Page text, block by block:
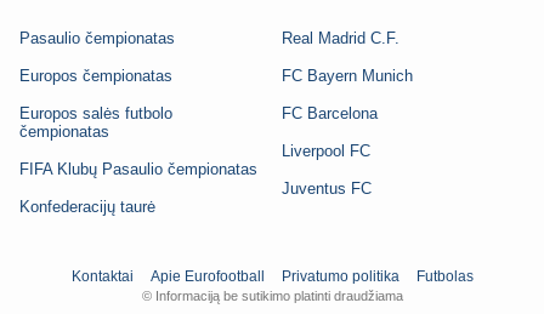
Pasaulio čempionatas
Europos čempionatas
Europos salės futbolo
čempionatas
FIFA Klubų Pasaulio čempionatas
Konfederacijų taurė
Real Madrid C.F.
FC Bayern Munich
FC Barcelona
Liverpool FC
Juventus FC
Kontaktai Apie Eurofootball Privatumo politika Futbolas
© Informaciją be sutikimo platinti draudžiama